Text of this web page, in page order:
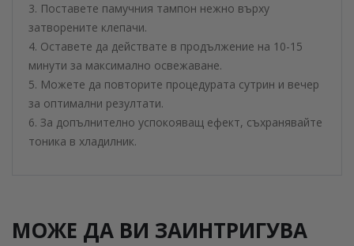
3. Поставете памучния тампон нежно върху
затворените клепачи.
4. Оставете да действате в продължение на 10-15
минути за максимално освежаване.
5. Можете да повторите процедурата сутрин и вечер
за оптимални резултати.
6. За допълнително успокояващ ефект, съхранявайте
тоника в хладилник.
МОЖЕ ДА ВИ ЗАИНТРИГУВА